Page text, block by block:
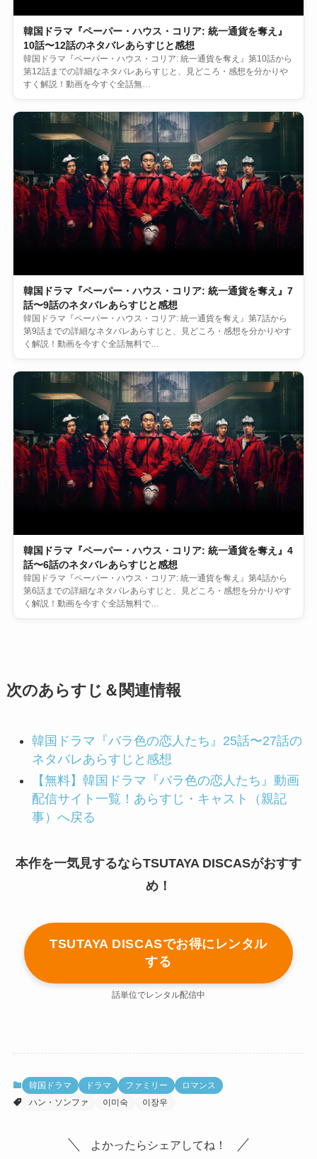
韓国ドラマ『ペーパー・ハウス・コリア: 統一通貨を奪え』
10話〜12話のネタバレあらすじと感想
韓国ドラマ『ペーパー・ハウス・コリア: 統一通貨を奪え』第10話から
第12話までの詳細なネタバレあらすじと、見どころ・感想を分かりや
すく解説！動画を今すぐ全話無…
韓国ドラマ『ペーパー・ハウス・コリア: 統一通貨を奪え』7
話〜9話のネタバレあらすじと感想
韓国ドラマ『ペーパー・ハウス・コリア: 統一通貨を奪え』第7話から
第9話までの詳細なネタバレあらすじと、見どころ・感想を分かりやす
く解説！動画を今すぐ全話無料で…
韓国ドラマ『ペーパー・ハウス・コリア: 統一通貨を奪え』4
話〜6話のネタバレあらすじと感想
韓国ドラマ『ペーパー・ハウス・コリア: 統一通貨を奪え』第4話から
第6話までの詳細なネタバレあらすじと、見どころ・感想を分かりやす
く解説！動画を今すぐ全話無料で…
次のあらすじ＆関連情報
韓国ドラマ『バラ色の恋人たち』25話〜27話の
ネタバレあらすじと感想
【無料】韓国ドラマ『バラ色の恋人たち』動画
配信サイト一覧！あらすじ・キャスト（親記
事）へ戻る
本作を一気見するならTSUTAYA DISCASがおすす
め！
TSUTAYA DISCASでお得にレンタル
する
話単位でレンタル配信中
韓国ドラマ ドラマ ファミリー
ロマンス
ハン・ソンファ
이미숙 이장우
よかったらシェアしてね！